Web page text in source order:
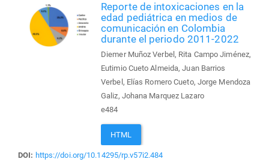
Reporte de intoxicaciones en la
edad pediátrica en medios de
comunicación en Colombia
durante el periodo 2011-2022
Diemer Muñoz Verbel, Rita Campo Jiménez,
Eutimio Cueto Almeida, Juan Barrios
Verbel, Elías Romero Cueto, Jorge Mendoza
Galiz, Johana Marquez Lazaro
e484
HTML
DOI: https://doi.org/10.14295/rp.v57i2.484